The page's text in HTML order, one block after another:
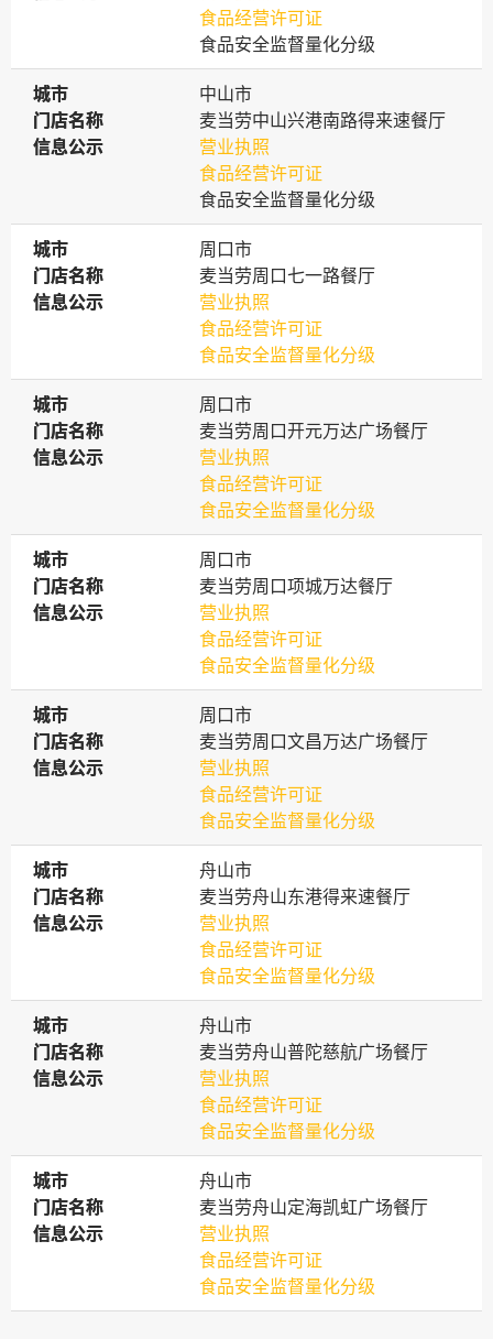
食品经营许可证
食品安全监督量化分级
城市
城市
中山市
门店名称
门店名称
麦当劳中山兴港南路得来速餐厅
信息公示
信息公示
营业执照
食品经营许可证
食品安全监督量化分级
城市
城市
周口市
门店名称
门店名称
麦当劳周口七一路餐厅
信息公示
信息公示
营业执照
食品经营许可证
食品安全监督量化分级
城市
城市
周口市
门店名称
门店名称
麦当劳周口开元万达广场餐厅
信息公示
信息公示
营业执照
食品经营许可证
食品安全监督量化分级
城市
城市
周口市
门店名称
门店名称
麦当劳周口项城万达餐厅
信息公示
信息公示
营业执照
食品经营许可证
食品安全监督量化分级
城市
城市
周口市
门店名称
门店名称
麦当劳周口文昌万达广场餐厅
信息公示
信息公示
营业执照
食品经营许可证
食品安全监督量化分级
城市
城市
舟山市
门店名称
门店名称
麦当劳舟山东港得来速餐厅
信息公示
信息公示
营业执照
食品经营许可证
食品安全监督量化分级
城市
城市
舟山市
门店名称
门店名称
麦当劳舟山普陀慈航广场餐厅
信息公示
信息公示
营业执照
食品经营许可证
食品安全监督量化分级
城市
城市
舟山市
门店名称
门店名称
麦当劳舟山定海凯虹广场餐厅
信息公示
信息公示
营业执照
食品经营许可证
食品安全监督量化分级